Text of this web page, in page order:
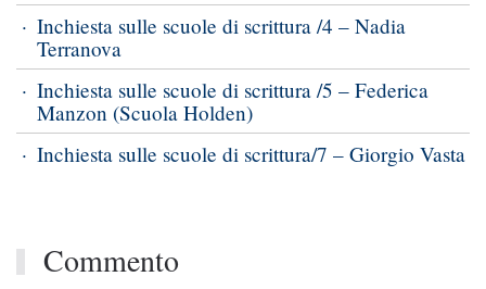
Inchiesta sulle scuole di scrittura /4 – Nadia
Terranova
Inchiesta sulle scuole di scrittura /5 – Federica
Manzon (Scuola Holden)
Inchiesta sulle scuole di scrittura/7 – Giorgio Vasta
Commento